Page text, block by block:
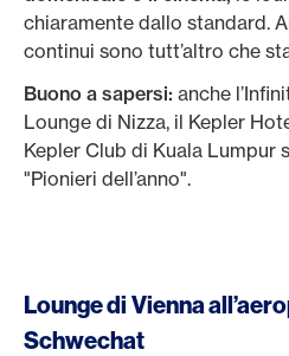
chiaramente dallo standard.
continui sono tutt’altro che
Buono a sapersi: anche
Lounge di Nizza, il Kepler
Kepler Club di Kuala Lumpur
"Pionieri dell’anno".
Lounge di Vienna
Schwechat